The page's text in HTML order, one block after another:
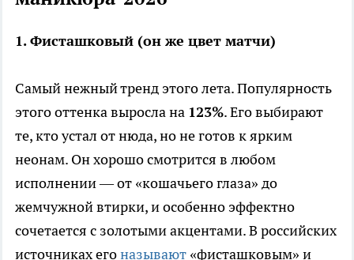
1. Фисташковый (он же цвет матчи)
Самый нежный тренд этого лета. Популярность
этого оттенка выросла на 123%. Его выбирают
те, кто устал от нюда, но не готов к ярким
неонам. Он хорошо смотрится в любом
исполнении — от «кошачьего глаза» до
жемчужной втирки, и особенно эффектно
сочетается с золотыми акцентами. В российских
источниках егоназывают «фисташковым» и